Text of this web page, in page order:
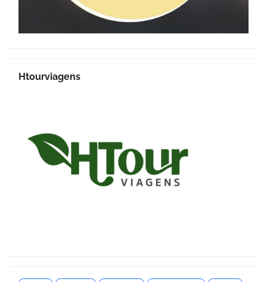
Htourviagens